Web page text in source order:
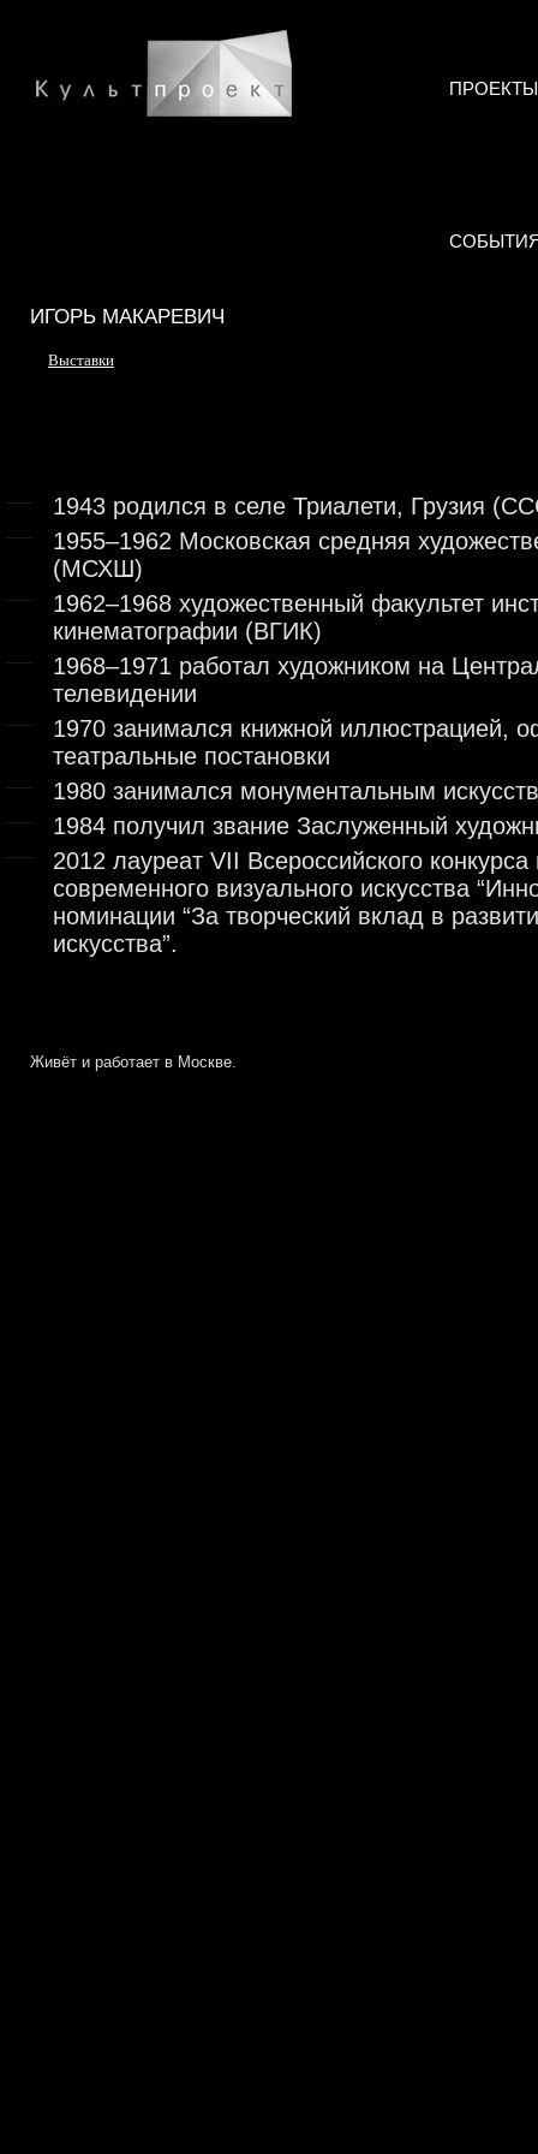
ПРОЕКТЫ
ИГОРЬ МАКАРЕВИЧ
Выставки
1943 родился в селе Триалети, Грузия
1955–1962 Московская средняя
(МСХШ)
1962–1968 художественный факультет
кинематографии (ВГИК)
1968–1971 работал художником на
телевидении
1970 занимался книжной иллюстрацией,
театральные постановки
1980 занимался монументальным
1984 получил звание Заслуженный
2012 лауреат VII Всероссийского конкурса
современного визуального искусства
номинации “За творческий вклад в
искусства”.
Живёт и работает в Москве.